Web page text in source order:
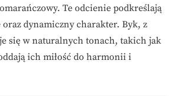
Te odcienie podkreślają
dynamiczny charakter. Byk, z
się w naturalnych tonach, takich jak
ich miłość do harmonii i